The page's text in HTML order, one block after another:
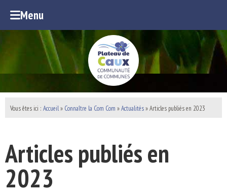
Menu
Vous êtes ici : Accueil» Connaître la Com Com »Actualités» Articles publiés en 2023
Articles publiés en
2023